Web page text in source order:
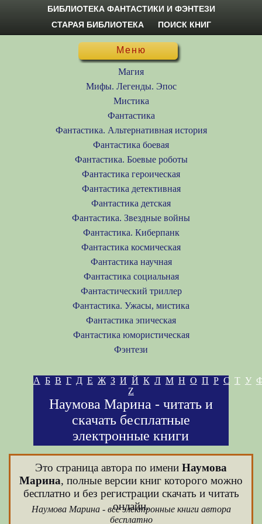
БИБЛИОТЕКА ФАНТАСТИКИ И ФЭНТЕЗИ
СТАРАЯ БИБЛИОТЕКА
ПОИСК КНИГ
Меню
Магия
Мифы. Легенды. Эпос
Мистика
Фантастика
Фантастика. Альтернативная история
Фантастика боевая
Фантастика. Боевые роботы
Фантастика героическая
Фантастика детективная
Фантастика детская
Фантастика. Звездные войны
Фантастика. Киберпанк
Фантастика космическая
Фантастика научная
Фантастика социальная
Фантастический триллер
Фантастика. Ужасы, мистика
Фантастика эпическая
Фантастика юмористическая
Фэнтези
А Б В Г Д Е Ж З И Й К Л М Н О П Р С Т У
Z
Наумова Марина - читать и
скачать бесплатные
электронные книги
Это страница автора по имени Наумова
Марина, полные версии книг которого можно
бесплатно и без регистрации скачать и читать
онлайн.
Наумова Марина - все электронные книги автора
бесплатно